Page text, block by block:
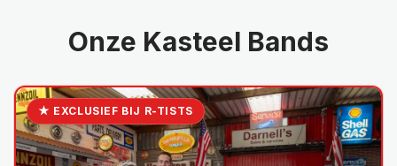
Onze Kasteel Bands
★ EXCLUSIEF BIJ R-TISTS